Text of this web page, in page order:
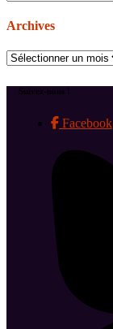
Archives
Archives
Suivez-nous !
Facebook